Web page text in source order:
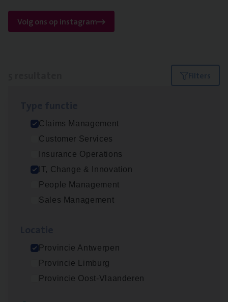
Volg ons op instagram
Filters
Claims Management
Customer Services
Insurance Operations
IT, Change & Innovation
People Management
Sales Management
Provincie Antwerpen
Provincie Limburg
Provincie Oost-Vlaanderen
Busi­ness Analyst
IT, Change & Innovation
Antwerpen
(Agi­le)IT Pro­ject Manager
Scha­de Expert Fleet